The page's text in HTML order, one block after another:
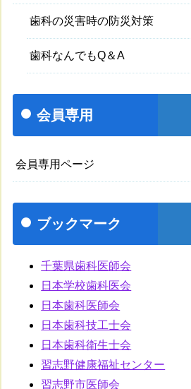
歯科の災害時の防災対策
歯科なんでもQ＆A
会員専用
会員専用ページ
ブックマーク
千葉県歯科医師会
日本学校歯科医会
日本歯科医師会
日本歯科技工士会
日本歯科衛生士会
習志野健康福祉センター
習志野市医師会